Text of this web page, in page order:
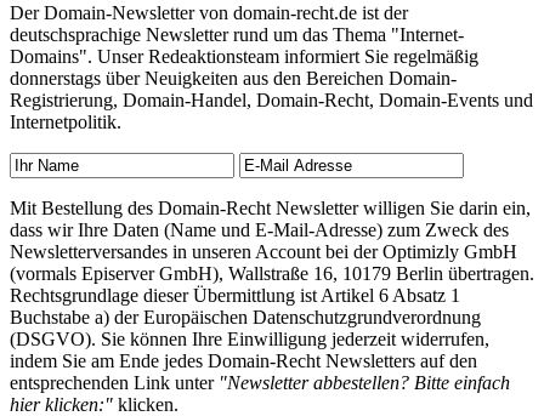
Der Domain-Newsletter von domain-recht.de ist der
deutschsprachige Newsletter rund um das Thema "Internet-
Domains". Unser Redeaktionsteam informiert Sie regelmäßig
donnerstags über Neuigkeiten aus den Bereichen Domain-
Registrierung, Domain-Handel, Domain-Recht, Domain-Events und
Internetpolitik.
Mit Bestellung des Domain-Recht Newsletter willigen Sie darin ein,
dass wir Ihre Daten (Name und E-Mail-Adresse) zum Zweck des
Newsletterversandes in unseren Account bei der Optimizly GmbH
(vormals Episerver GmbH), Wallstraße 16, 10179 Berlin übertragen.
Rechtsgrundlage dieser Übermittlung ist Artikel 6 Absatz 1
Buchstabe a) der Europäischen Datenschutzgrundverordnung
(DSGVO). Sie können Ihre Einwilligung jederzeit widerrufen,
indem Sie am Ende jedes Domain-Recht Newsletters auf den
entsprechenden Link unter "Newsletter abbestellen? Bitte einfach
hier klicken:" klicken.